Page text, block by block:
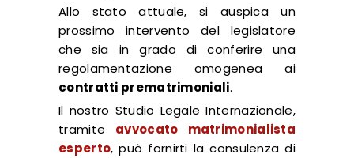
Allo stato attuale, si auspica un
prossimo intervento del legislatore
che sia in grado di conferire una
regolamentazione omogenea ai
contratti prematrimoniali.
Il nostro Studio Legale Internazionale,
tramite avvocato matrimonialista
esperto, può fornirti la consulenza di